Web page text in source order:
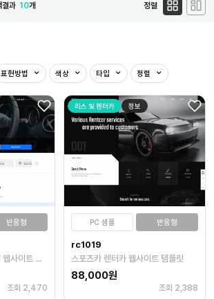
결과 10개 정렬
표현방법 색상 타입 정렬
반응형
렌터카 차량검색 기능의 웹사이트 템플릿
조회 2,470
정보
리스 및 렌터카
PC 샘플 반응형
rc1019
스포츠카 렌터카 웹사이트 템플릿
88,000원
조회 2,388